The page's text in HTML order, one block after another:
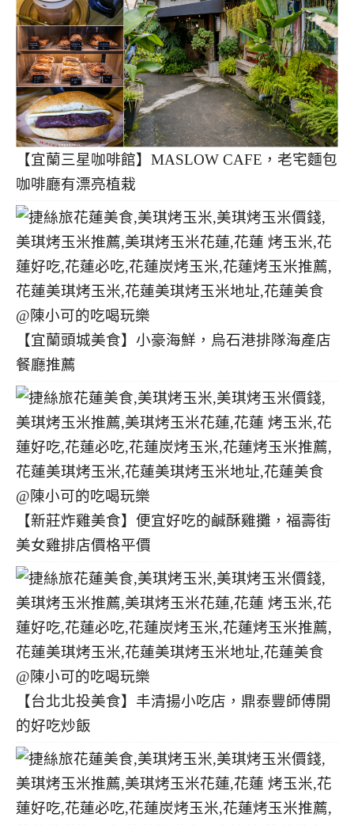
【宜蘭三星咖啡館】MASLOW CAFE，老宅麵包
咖啡廳有漂亮植栽
【宜蘭頭城美食】小豪海鮮，烏石港排隊海產店
餐廳推薦
【新莊炸雞美食】便宜好吃的鹹酥雞攤，福壽街
美女雞排店價格平價
【台北北投美食】丰清揚小吃店，鼎泰豐師傅開
的好吃炒飯